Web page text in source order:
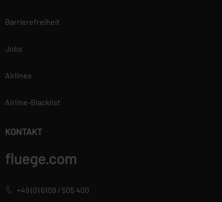
personalisierte
bereitgestellten
Barrierefreiheit
Jobs
Airlines
Airline-Blacklist
KONTAKT
fluege.com
+49 (0) 6109 / 505 400